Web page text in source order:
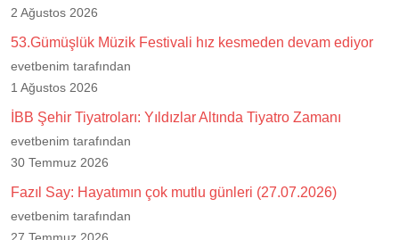
2 Ağustos 2026
53.Gümüşlük Müzik Festivali hız kesmeden devam ediyor
evetbenim tarafından
1 Ağustos 2026
İBB Şehir Tiyatroları: Yıldızlar Altında Tiyatro Zamanı
evetbenim tarafından
30 Temmuz 2026
Fazıl Say: Hayatımın çok mutlu günleri (27.07.2026)
evetbenim tarafından